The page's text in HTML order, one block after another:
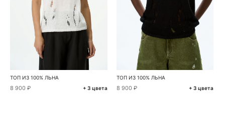
ТОП ИЗ 100% ЛЬНА
8 900 ₽ + 3 цвета
ТОП ИЗ 100% ЛЬНА
8 900 ₽ + 3 цвета